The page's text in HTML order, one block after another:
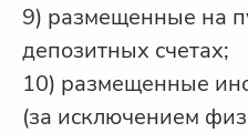
9) размещенные на
депозитных счетах;
10) размещенные
(за исключением